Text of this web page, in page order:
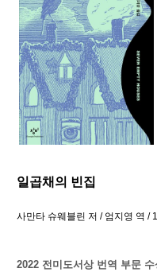
일곱채의 빈집
사만타 슈웨블린 저 / 엄지영 역 /
2022 전미도서상 번역 부문 수